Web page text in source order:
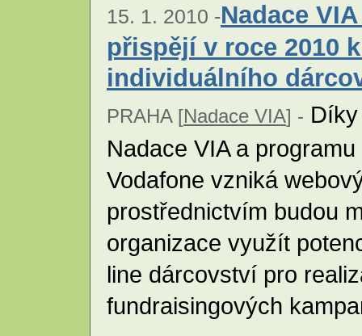
15. 1. 2010 -Nadace
přispějí v roce 2010
individuálního
PRAHA [Nadace VIA] -
Nadace VIA a
Vodafone vzniká
prostřednictvím budou
organizace využít
line dárcovství pro
fundraisingových